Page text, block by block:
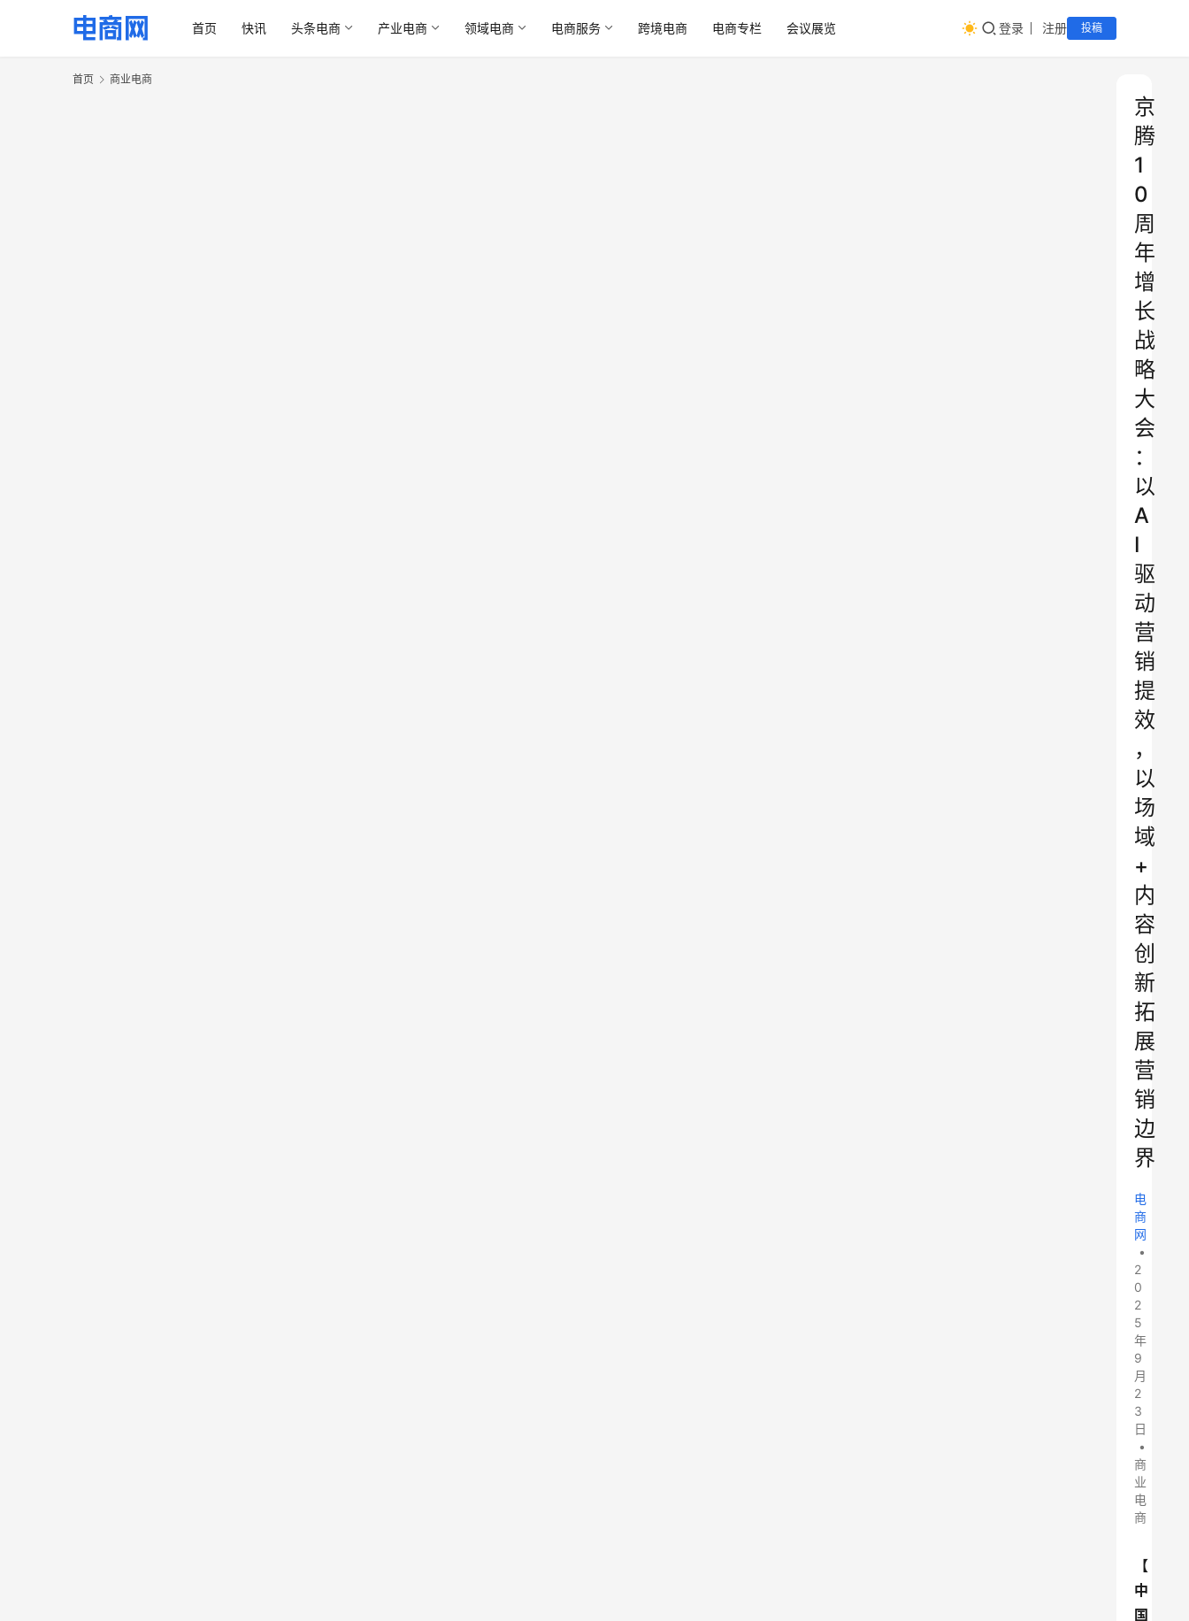
首页 快讯 头条电商 产业电商 领域电商 电商服务 跨境电商 电商专栏 会议展览 登录 注册 投稿
首页 商业电商
京
腾
1
0
周
年
增
长
战
略
大
会
：
以
A
I
驱
动
营
销
提
效
，
以
场
域
+
内
容
创
新
拓
展
营
销
边
界
电
商
网
•
2
0
2
5
年
9
月
2
3
日
•
商
业
电
商
【
中
国